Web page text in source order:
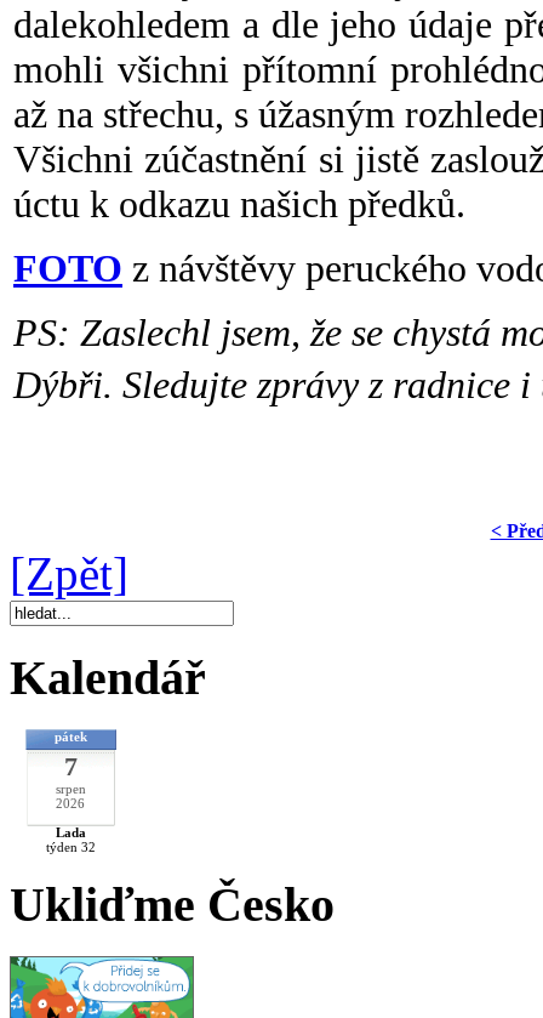
dalekohledem a dle jeho údaje
mohli všichni přítomní
až na střechu, s úžasným
Všichni zúčastnění si jistě
úctu k odkazu našich předků.
FOTO z návštěvy peruckého
PS: Zaslechl jsem, že se chystá
Dýbři. Sledujte zprávy z radnice i
<
[Zpět]
Kalendář
pátek
7
srpen
2026
Lada
týden 32
Ukliďme Česko